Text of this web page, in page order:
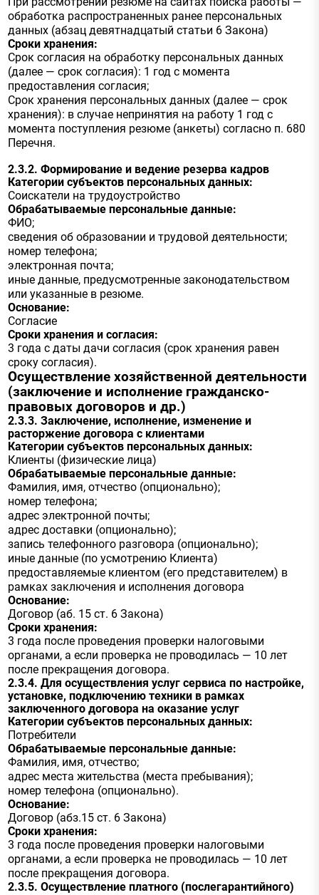
обработка распространенных ранее персональных
данных (абзац девятнадцатый статьи 6 Закона)
Сроки хранения:
Срок согласия на обработку персональных данных
(далее — срок согласия): 1 год с момента
предоставления согласия;
Срок хранения персональных данных (далее — срок
хранения): в случае непринятия на работу 1 год с
момента поступления резюме (анкеты) согласно п. 680
Перечня.
2.3.2. Формирование и ведение резерва кадров
Категории субъектов персональных данных:
Соискатели на трудоустройство
Обрабатываемые персональные данные:
ФИО;
сведения об образовании и трудовой деятельности;
номер телефона;
электронная почта;
иные данные, предусмотренные законодательством
или указанные в резюме.
Основание:
Согласие
Сроки хранения и согласия:
3 года с даты дачи согласия (срок хранения равен
сроку согласия).
Осуществление хозяйственной деятельности
(заключение и исполнение гражданско-
правовых договоров и др.)
2.3.3. Заключение, исполнение, изменение и
расторжение договора с клиентами
Категории субъектов персональных данных:
Клиенты (физические лица)
Обрабатываемые персональные данные:
Фамилия, имя, отчество (опционально);
номер телефона;
адрес электронной почты;
адрес доставки (опционально);
запись телефонного разговора (опционально);
иные данные (по усмотрению Клиента)
предоставляемые клиентом (его представителем) в
рамках заключения и исполнения договора
Основание:
Договор (аб. 15 ст. 6 Закона)
Сроки хранения:
3 года после проведения проверки налоговыми
органами, а если проверка не проводилась — 10 лет
после прекращения договора.
2.3.4. Для осуществления услуг сервиса по настройке,
установке, подключению техники в рамках
заключенного договора на оказание услуг
Категории субъектов персональных данных:
Потребители
Обрабатываемые персональные данные:
Фамилия, имя, отчество;
адрес места жительства (места пребывания);
номер телефона (опционально).
Основание:
Договор (абз.15 ст. 6 Закона)
Сроки хранения:
3 года после проведения проверки налоговыми
органами, а если проверка не проводилась — 10 лет
после прекращения договора.
2.3.5. Осуществление платного (послегарантийного)